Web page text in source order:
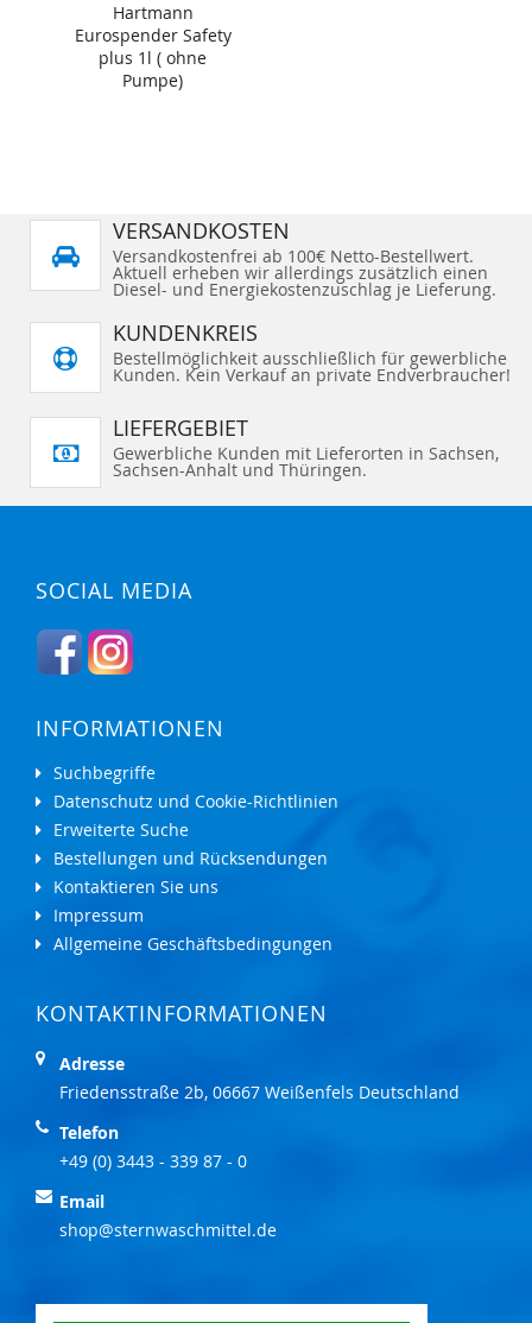
Hartmann
Eurospender Safety
plus 1l ( ohne
Pumpe)
VERSANDKOSTEN
Versandkostenfrei ab 100€ Netto-Bestellwert.
Aktuell erheben wir allerdings zusätzlich einen
Diesel- und Energiekostenzuschlag je Lieferung.
KUNDENKREIS
Bestellmöglichkeit ausschließlich für gewerbliche
Kunden. Kein Verkauf an private Endverbraucher!
LIEFERGEBIET
Gewerbliche Kunden mit Lieferorten in Sachsen,
Sachsen-Anhalt und Thüringen.
SOCIAL MEDIA
INFORMATIONEN
Suchbegriffe
Datenschutz und Cookie-Richtlinien
Erweiterte Suche
Bestellungen und Rücksendungen
Kontaktieren Sie uns
Impressum
Allgemeine Geschäftsbedingungen
KONTAKTINFORMATIONEN
Adresse
Friedensstraße 2b, 06667 Weißenfels Deutschland
Telefon
+49 (0) 3443 - 339 87 - 0
Email
shop@sternwaschmittel.de